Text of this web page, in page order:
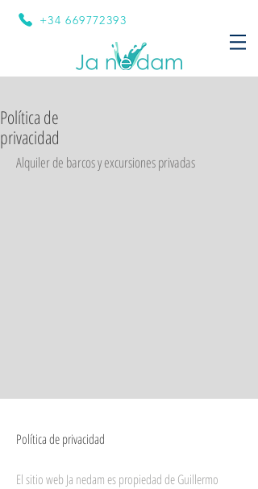
+34 669772393
Política de
privacidad
Alquiler de barcos y excursiones privadas
Política de privacidad
El sitio web Ja nedam es propiedad de Guillermo